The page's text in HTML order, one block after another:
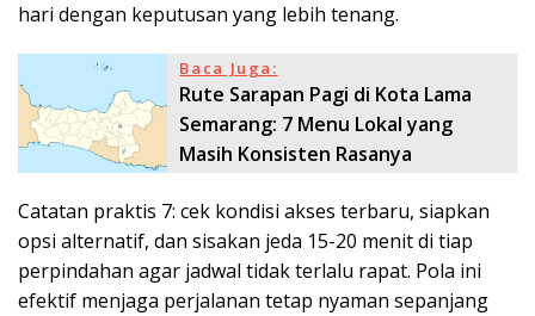
hari dengan keputusan yang lebih tenang.
Baca Juga:
Rute Sarapan Pagi di Kota Lama
Semarang: 7 Menu Lokal yang
Masih Konsisten Rasanya
Catatan praktis 7: cek kondisi akses terbaru, siapkan
opsi alternatif, dan sisakan jeda 15-20 menit di tiap
perpindahan agar jadwal tidak terlalu rapat. Pola ini
efektif menjaga perjalanan tetap nyaman sepanjang